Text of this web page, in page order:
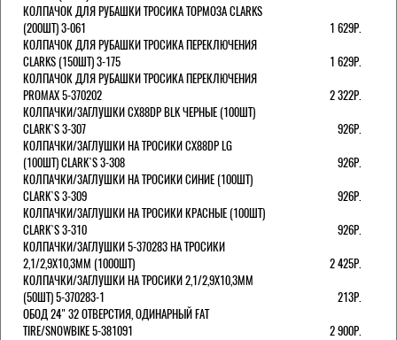
КОЛПАЧОК ДЛЯ РУБАШКИ ТРОСИКА ТОРМОЗА CLARKS
(200ШТ) 3-061
1 629Р.
КОЛПАЧОК ДЛЯ РУБАШКИ ТРОСИКА ПЕРЕКЛЮЧЕНИЯ
CLARKS (150ШТ) 3-175
1 629Р.
КОЛПАЧОК ДЛЯ РУБАШКИ ТРОСИКА ПЕРЕКЛЮЧЕНИЯ
PROMAX 5-370202
2 322Р.
КОЛПАЧКИ/3АГЛУШКИ CX88DP BLK ЧЕРНЫЕ (100ШТ)
CLARK`S 3-307
926Р.
КОЛПАЧКИ/3АГЛУШКИ НА ТРОСИКИ CX88DP LG
(100ШТ) CLARK`S 3-308
926Р.
КОЛПАЧКИ/3АГЛУШКИ НА ТРОСИКИ СИНИЕ (100ШТ)
CLARK`S 3-309
926Р.
КОЛПАЧКИ/3АГЛУШКИ НА ТРОСИКИ КРАСНЫЕ (100ШТ)
CLARK`S 3-310
926Р.
КОЛПАЧКИ/3АГЛУШКИ 5-370283 НА ТРОСИКИ
2,1/2,9Х10,3ММ (1000ШТ)
2 425Р.
КОЛПАЧКИ/3АГЛУШКИ НА ТРОСИКИ 2,1/2,9Х10,3ММ
(50ШТ) 5-370283-1
213Р.
ОБОД 24" 32 ОТВЕРСТИЯ, ОДИНАРНЫЙ FAT
TIRE/SNOWBIKE 5-381091
2 900Р.